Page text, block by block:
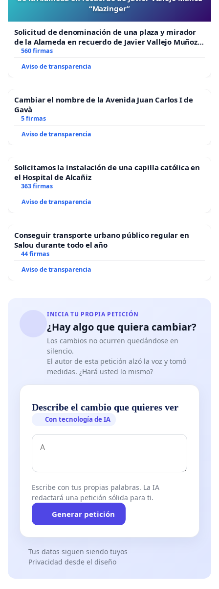
Traducción: Santiago Garzón Arredondo
“Mazinger”
Solicitud de denominación de una plaza y mirador
de la Alameda en recuerdo de Javier Vallejo Muñoz
“Mazinger”
560 firmas
Aviso de transparencia
Cambiar el nombre de la Avenida Juan Carlos I de
Gavà
5 firmas
Aviso de transparencia
Solicitamos la instalación de una capilla católica en
el Hospital de Alcañiz
363 firmas
Aviso de transparencia
Conseguir transporte urbano público regular en
Salou durante todo el año
44 firmas
Aviso de transparencia
INICIA TU PROPIA PETICIÓN
¿Hay algo que quiera cambiar?
Los cambios no ocurren quedándose en
silencio.
El autor de esta petición alzó la voz y tomó
medidas. ¿Hará usted lo mismo?
Describe el cambio que quieres ver
Con tecnología de IA
Escribe con tus propias palabras. La IA
redactará una petición sólida para ti.
Generar petición
Tus datos siguen siendo tuyos
Privacidad desde el diseño